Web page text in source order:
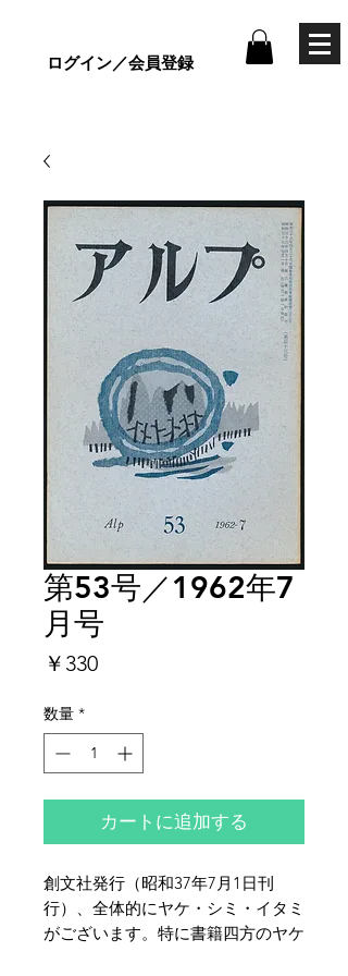
ログイン／会員登録
第53号／1962年7
月号
￥330価
数量 *
カートに追加する
創文社発行（昭和37年7月1日刊
行）、全体的にヤケ・シミ・イタミ
がございます。特に書籍四方のヤケ